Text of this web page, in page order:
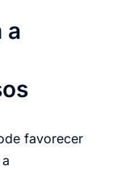
a
favorecer